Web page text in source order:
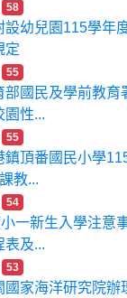
58
設幼兒園115學年
定
55
部國民及學前教育
園性...
55
鎮頂番國民小學
教...
54
一新生入學注意
表及...
53
國家海洋研究院辦